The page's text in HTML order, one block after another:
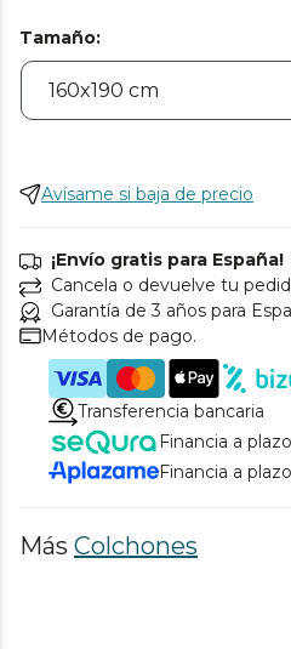
Tamaño:
Avísame si baja de precio
¡Envío gratis para España!
Cancela o devuelve tu
Garantía de 3 años para
Métodos de pago.
Transferencia bancaria
Financia a
Financia a
Más Colchones